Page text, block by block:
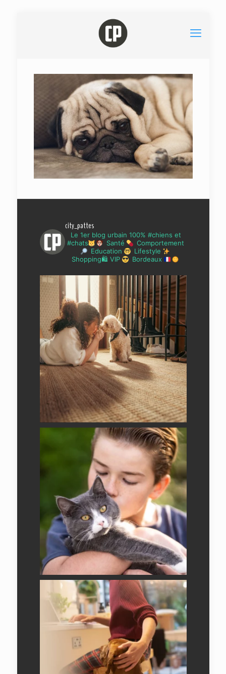
city_pattes
Le 1er blog urbain 100% #chiens et
#chats
Santé
Comportement
Education
Lifestyle
Shopping🛍 VIP
Bordeaux